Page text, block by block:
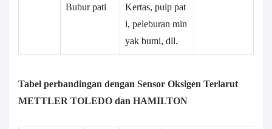
Bubur pati
Kertas, pulp pat
i, peleburan min
yak bumi, dll.
Tabel perbandingan dengan Sensor Oksigen Terlarut
METTLER TOLEDO dan HAMILTON